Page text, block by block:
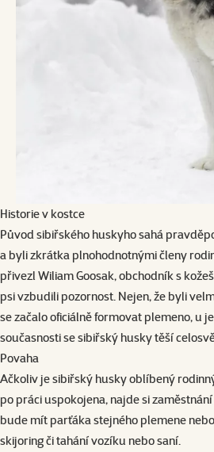
Historie v kostce
Původ sibiřského huskyho sahá
a byli zkrátka plnohodnotnými členy
přivezl Wiliam Goosak, obchodník s
psi vzbudili pozornost. Nejen, že byli
se začalo oficiálně formovat plemeno, u
současnosti se sibiřský husky těší
Povaha
Ačkoliv je sibiřský husky oblíbený
po práci uspokojena, najde si
bude mít parťáka stejného plemene
skijoring či tahání vozíku nebo saní.